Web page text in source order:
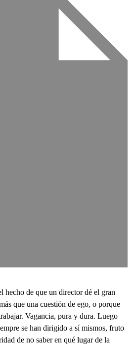
hecho de que un director dé el gran
que una cuestión de ego, o porque
Vagancia, pura y dura. Luego
se han dirigido a sí mismos, fruto
de no saber en qué lugar de la